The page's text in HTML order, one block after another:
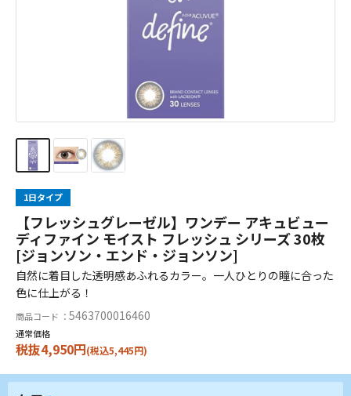
1日タイプ
【フレッシュグレーゼル】ワンデー アキュビュー
ディファイン モイスト フレッシュ シリーズ 30枚
[ジョンソン・エンド・ジョンソン]
自然に着目した透明感あふれるカラー。一人ひとりの瞳に合った
色に仕上がる！
商品コード ： 5463700016460
通常価格
税抜4,950円(税込5,445円)